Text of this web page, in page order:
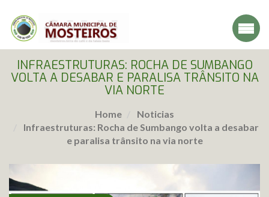
INFRAESTRUTURAS: ROCHA DE SUMBANGO
VOLTA A DESABAR E PARALISA TRÂNSITO NA
VIA NORTE
Home
Noticias
Infraestruturas: Rocha de Sumbango volta a desabar
e paralisa trânsito na via norte